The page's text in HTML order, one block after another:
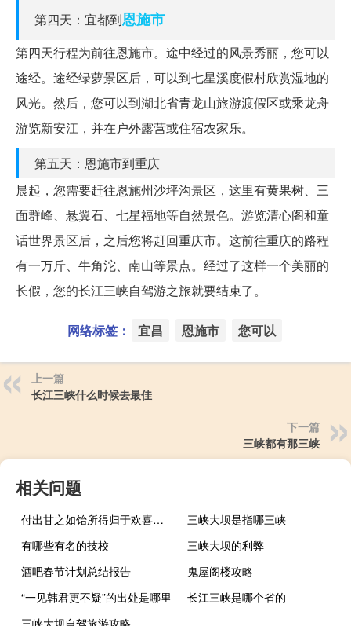
第四天：宜都到恩施市
第四天行程为前往恩施市。途中经过的风景秀丽，您可以
途经。途经绿萝景区后，可以到七星溪度假村欣赏湿地的
风光。然后，您可以到湖北省青龙山旅游渡假区或乘龙舟
游览新安江，并在户外露营或住宿农家乐。
第五天：恩施市到重庆
晨起，您需要赶往恩施州沙坪沟景区，这里有黄果树、三
面群峰、悬翼石、七星福地等自然景色。游览清心阁和童
话世界景区后，之后您将赶回重庆市。这前往重庆的路程
有一万斤、牛角沱、南山等景点。经过了这样一个美丽的
长假，您的长江三峡自驾游之旅就要结束了。
网络标签： 宜昌 恩施市 您可以
上一篇
长江三峡什么时候去最佳
下一篇
三峡都有那三峡
相关问题
付出甘之如饴所得归于欢喜的意思（甘之如饴的意思）
三峡大坝是指哪三峡
有哪些有名的技校
三峡大坝的利弊
酒吧春节计划总结报告
鬼屋阁楼攻略
“一见韩君更不疑”的出处是哪里
长江三峡是哪个省的
三峡大坝自驾旅游攻略